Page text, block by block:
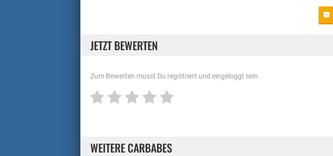
JETZT BEWERTEN
Zum Bewerten musst Du registriert und eingeloggt sein.
WEITERE CARBABES